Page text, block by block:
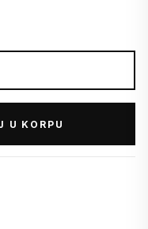
U KORPU